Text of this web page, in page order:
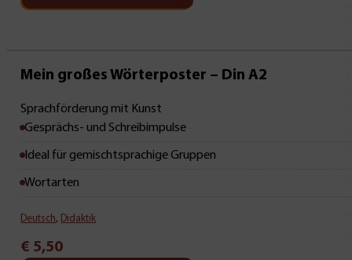
Mein großes Wörterposter – Din A2
Sprachförderung mit Kunst
Gesprächs- und Schreibimpulse
Ideal für gemischtsprachige Gruppen
Wortarten
Deutsch, Didaktik
€ 5,50